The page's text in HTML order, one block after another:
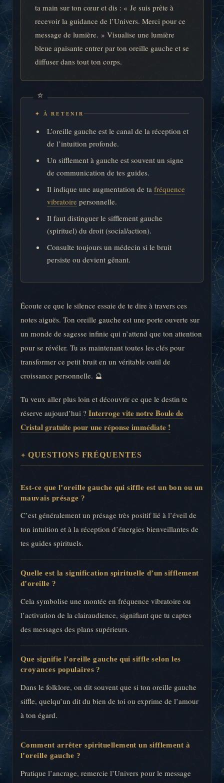
ta main sur ton cœur et dis : « Je suis prête à
recevoir la guidance de l’Univers. Merci pour ce
message de lumière. » Visualise une lumière
bleue apaisante entrer par ton oreille gauche et se
diffuser dans tout ton corps.
✦ À RETENIR
L’oreille gauche est le canal de la réception et
de l’intuition profonde.
Un sifflement à gauche est souvent un signe
de communication de tes guides.
Il indique une augmentation de ta fréquence
vibratoire personnelle.
Il faut distinguer le sifflement gauche
(spirituel) du droit (social/action).
Consulte toujours un médecin si le bruit
persiste ou devient gênant.
Écoute ce que le silence essaie de te dire à travers ces
notes aiguës. Ton oreille gauche est une porte ouverte sur
un monde de sagesse infinie qui n’attend que ton attention
pour se révéler. Tu as maintenant toutes les clés pour
transformer ce petit bruit en un véritable outil de
croissance personnelle. 🔮
Tu veux aller plus loin et découvrir ce que le destin te
réserve aujourd’hui ? Interroge vite notre Boule de
Cristal gratuite pour une réponse immédiate !
QUESTIONS FRÉQUENTES
Est-ce que l’oreille gauche qui siffle est un bon ou un
mauvais présage ?
C’est généralement un présage très positif lié à l’éveil de
ton intuition et à la réception d’énergies bienveillantes de
tes guides spirituels.
Quelle est la signification spirituelle d’un sifflement
d’oreille ?
Cela symbolise une montée en fréquence vibratoire ou
l’activation de la clairaudience, signifiant que tu captes
des messages des plans supérieurs.
Que signifie l’oreille gauche qui siffle selon les
croyances populaires ?
Dans le folklore, on dit souvent que si ton oreille gauche
siffle, quelqu’un dit du bien de toi ou exprime de l’amour
à ton égard.
Comment arrêter spirituellement un sifflement à
l’oreille gauche ?
Pratique l’ancrage, remercie l’Univers pour le message